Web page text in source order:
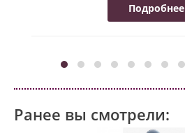
Подробнее
Ранее вы смотрели: